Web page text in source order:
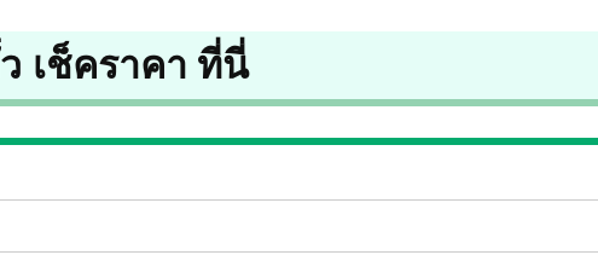
เช็คราคา ที่นี่